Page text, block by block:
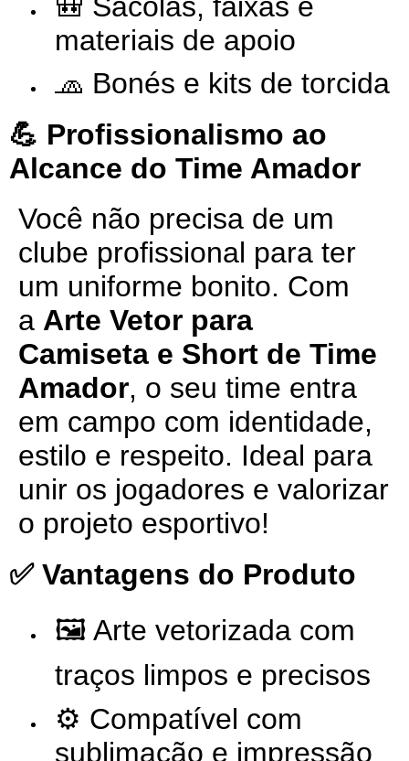
materiais de apoio
🧢 Bonés e kits de torcida
💪 Profissionalismo ao
Alcance do Time Amador
Você não precisa de um
clube profissional para ter
um uniforme bonito. Com
a Arte Vetor para
Camiseta e Short de Time
Amador, o seu time entra
em campo com identidade,
estilo e respeito. Ideal para
unir os jogadores e valorizar
o projeto esportivo!
✅ Vantagens do Produto
🖼️ Arte vetorizada com
traços limpos e precisos
⚙️ Compatível com
sublimação e impressão